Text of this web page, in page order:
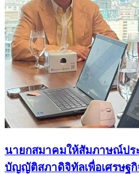
นายกสมาคมให้สัมภาษณ์ปร
บัญญัติสภาดิจิทัลเพื่อเศรษฐ